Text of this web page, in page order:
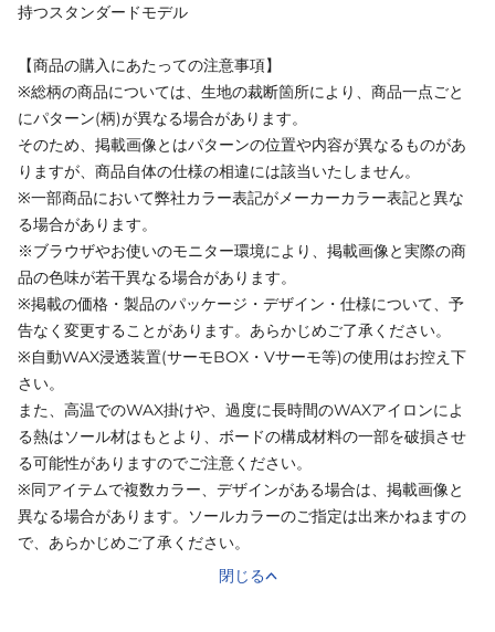
持つスタンダードモデル
【商品の購入にあたっての注意事項】
※総柄の商品については、生地の裁断箇所により、商品一点ごと
にパターン(柄)が異なる場合があります。
そのため、掲載画像とはパターンの位置や内容が異なるものがあ
りますが、商品自体の仕様の相違には該当いたしません。
※一部商品において弊社カラー表記がメーカーカラー表記と異な
る場合があります。
※ブラウザやお使いのモニター環境により、掲載画像と実際の商
品の色味が若干異なる場合があります。
※掲載の価格・製品のパッケージ・デザイン・仕様について、予
告なく変更することがあります。あらかじめご了承ください。
※自動WAX浸透装置(サーモBOX・Vサーモ等)の使用はお控え下
さい。
また、高温でのWAX掛けや、過度に長時間のWAXアイロンによ
る熱はソール材はもとより、ボードの構成材料の一部を破損させ
る可能性がありますのでご注意ください。
※同アイテムで複数カラー、デザインがある場合は、掲載画像と
異なる場合があります。ソールカラーのご指定は出来かねますの
で、あらかじめご了承ください。
閉じる